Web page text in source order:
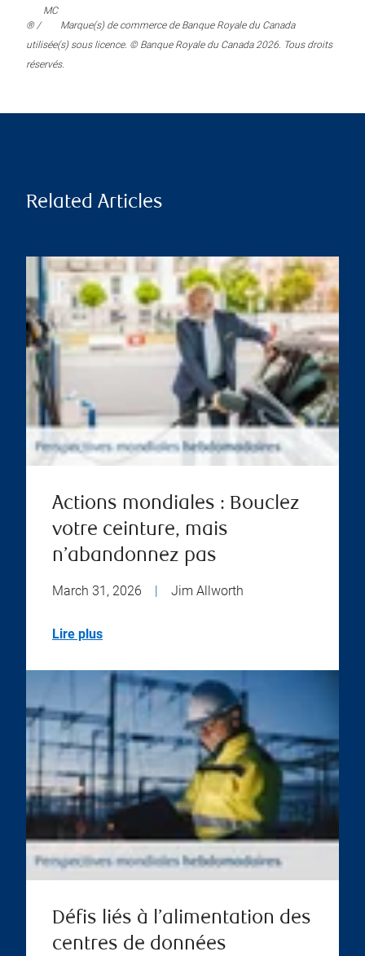
® /
MC
Marque(s) de commerce de Banque Royale du Canada
utilisée(s) sous licence. © Banque Royale du Canada 2026. Tous droits
réservés.
Related Articles
Actions mondiales : Bouclez
votre ceinture, mais
n’abandonnez pas
March 31, 2026 Jim Allworth
Lire plus
Défis liés à l’alimentation des
centres de données